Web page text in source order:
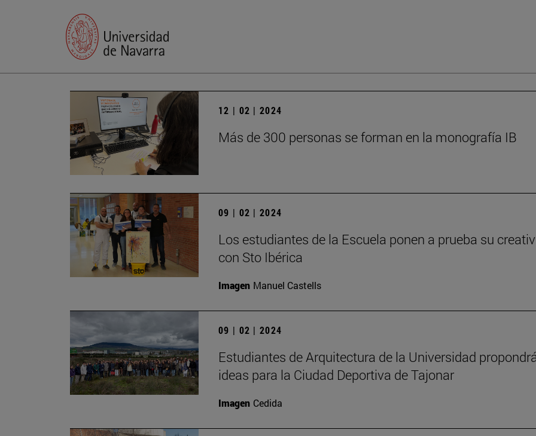
12 | 02 | 2024
Más de 300 personas se forman en la monografía IB
09 | 02 | 2024
Los estudiantes de la Escuela ponen a prueba su
con Sto Ibérica
Imagen Manuel Castells
09 | 02 | 2024
Estudiantes de Arquitectura de la Universidad
ideas para la Ciudad Deportiva de Tajonar
Imagen Cedida